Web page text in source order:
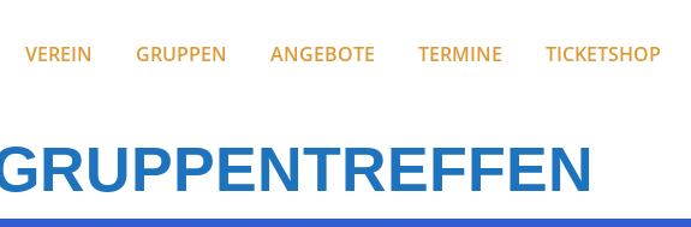
VEREIN GRUPPEN ANGEBOTE TERMINE TICKETSHOP